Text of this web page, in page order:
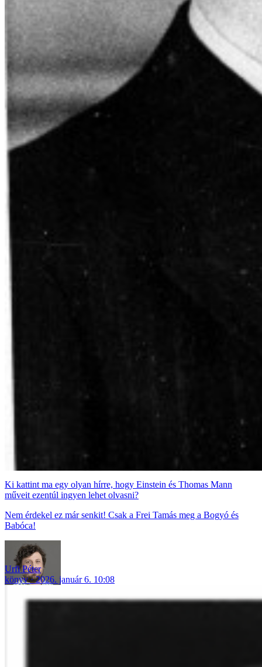
Ki kattint ma egy olyan hírre, hogy Einstein és Thomas Mann
műveit ezentúl ingyen lehet olvasni?
Nem érdekel ez már senkit! Csak a Frei Tamás meg a Bogyó és
Babóca!
Urfi Péter
könyv
2026. január 6. 10:08